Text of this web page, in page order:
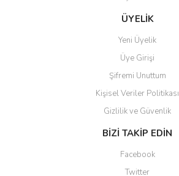
Ürün fiyatı diğer sitelerden daha pahalı.
Bu ürüne benzer farklı alternatifler olmalı.
Gönder
ÜYELİK
Yeni Üyelik
Üye Girişi
Şifremi Unuttum
Kişisel Veriler Politikası
Gizlilik ve Güvenlik
BİZİ TAKİP EDİN
Facebook
Twitter